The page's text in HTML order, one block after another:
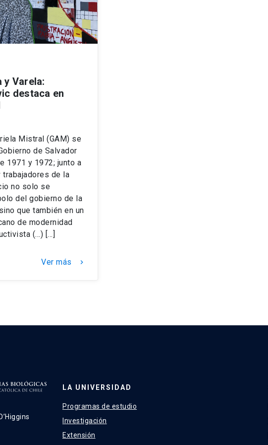
y Varela:
destaca en
Mistral (GAM) se
de Salvador
1971 y 1972; junto a
de la
no solo se
del gobierno de la
que también en un
de modernidad
(…) […]
Ver más keyboard_arrow_right
LA UNIVERSIDAD
Programas de estudio
Investigación
Extensión